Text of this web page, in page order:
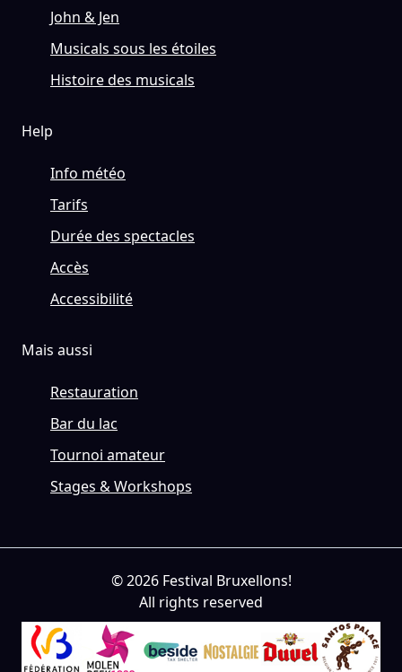
John & Jen
Musicals sous les étoiles
Histoire des musicals
Help
Info météo
Tarifs
Durée des spectacles
Accès
Accessibilité
Mais aussi
Restauration
Bar du lac
Tournoi amateur
Stages & Workshops
© 2026 Festival Bruxellons!
All rights reserved